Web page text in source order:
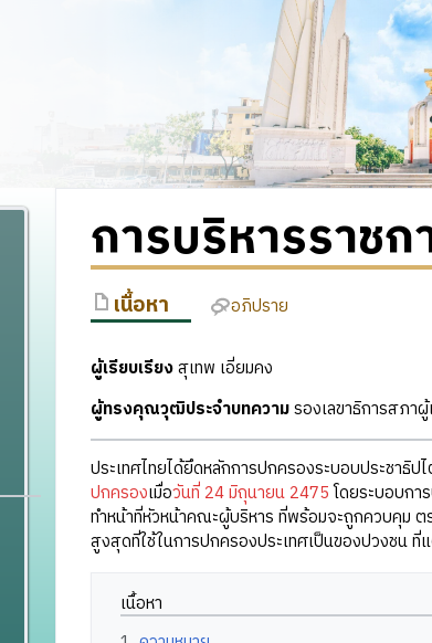
การบริหารราช
เนื้อหา อภิปราย
ผู้เรียบเรียงสุเทพ เอี่ยมคง
ผู้ทรงคุณวุฒิประจำบทความรองเลขาธิการสภา
ประเทศไทยได้ยึดหลักการปกครองระบอบประชาธิป
ปกครองเมื่อวันที่ 24 มิถุนายน 2475โดยระบอบก
ทำหน้าที่หัวหน้าคณะผู้บริหาร ที่พร้อมจะถูกควบคุม
สูงสุดที่ใช้ในการปกครองประเทศเป็นของปวงชน
เนื้อหา